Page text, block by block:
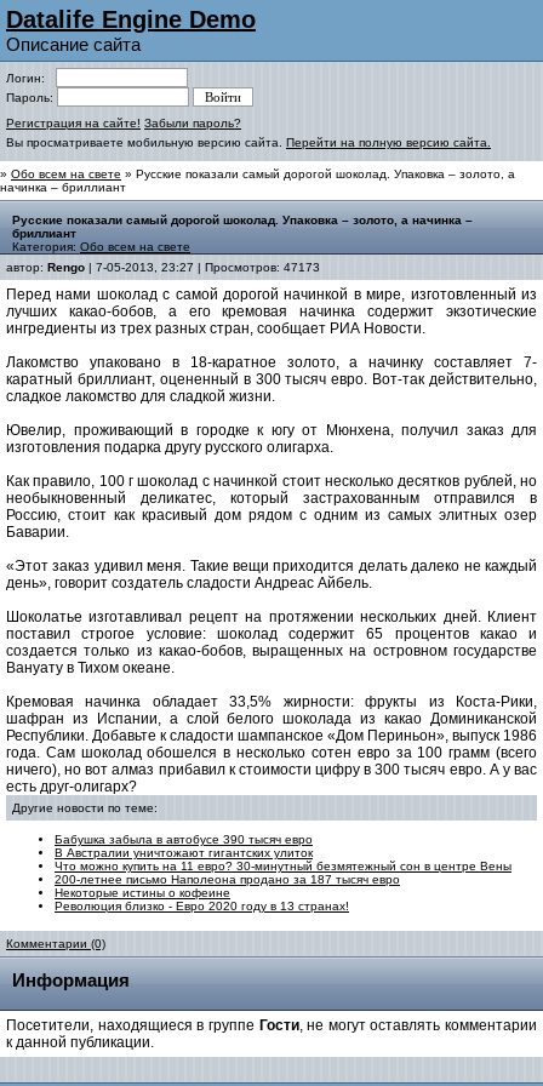
Datalife Engine Demo
Описание сайта
Логин:
Пароль:
Регистрация на сайте! Забыли пароль?
Вы просматриваете мобильную версию сайта. Перейти на полную версию сайта.
» Обо всем на свете » Русские показали самый дорогой шоколад. Упаковка – золото, а
начинка – бриллиант
Русские показали самый дорогой шоколад. Упаковка – золото, а начинка –
бриллиант
Категория: Обо всем на свете
автор: Rengo | 7-05-2013, 23:27 | Просмотров: 47173
Перед нами шоколад с самой дорогой начинкой в мире, изготовленный из
лучших какао-бобов, а его кремовая начинка содержит экзотические
ингредиенты из трех разных стран, сообщает РИА Новости.
Лакомство упаковано в 18-каратное золото, а начинку составляет 7-
каратный бриллиант, оцененный в 300 тысяч евро. Вот-так действительно,
сладкое лакомство для сладкой жизни.
Ювелир, проживающий в городке к югу от Мюнхена, получил заказ для
изготовления подарка другу русского олигарха.
Как правило, 100 г шоколад с начинкой стоит несколько десятков рублей, но
необыкновенный деликатес, который застрахованным отправился в
Россию, стоит как красивый дом рядом с одним из самых элитных озер
Баварии.
«Этот заказ удивил меня. Такие вещи приходится делать далеко не каждый
день», говорит создатель сладости Андреас Айбель.
Шоколатье изготавливал рецепт на протяжении нескольких дней. Клиент
поставил строгое условие: шоколад содержит 65 процентов какао и
создается только из какао-бобов, выращенных на островном государстве
Вануату в Тихом океане.
Кремовая начинка обладает 33,5% жирности: фрукты из Коста-Рики,
шафран из Испании, а слой белого шоколада из какао Доминиканской
Республики. Добавьте к сладости шампанское «Дом Периньон», выпуск 1986
года. Сам шоколад обошелся в несколько сотен евро за 100 грамм (всего
ничего), но вот алмаз прибавил к стоимости цифру в 300 тысяч евро. А у вас
есть друг-олигарх?
Другие новости по теме:
Бабушка забыла в автобусе 390 тысяч евро
В Австралии уничтожают гигантских улиток
Что можно купить на 11 евро? 30-минутный безмятежный сон в центре Вены
200-летнее письмо Наполеона продано за 187 тысяч евро
Некоторые истины о кофеине
Революция близко - Евро 2020 году в 13 странах!
Комментарии (0)
Информация
Посетители, находящиеся в группе Гости, не могут оставлять комментарии
к данной публикации.